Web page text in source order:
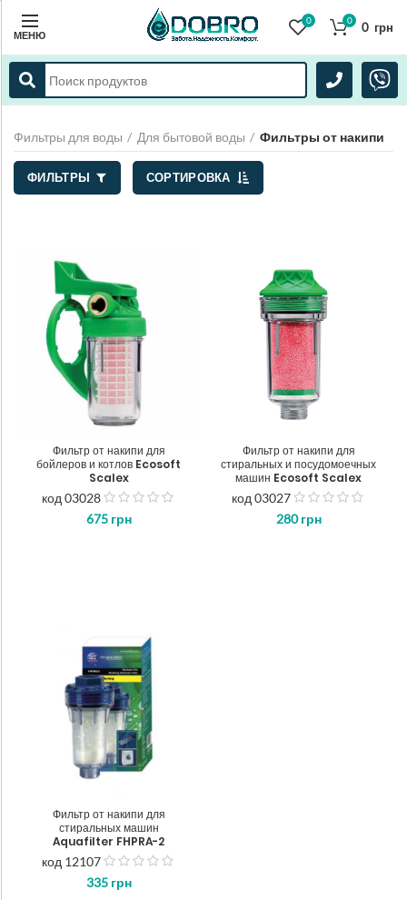
МЕНЮ
0 0 0 грн
Фильтры для воды Для бытовой воды Фильтры от накипи
ФИЛЬТРЫ СОРТИРОВКА
Фильтр от накипи для
бойлеров и котлов Ecosoft
Scalex
код 03028
675 грн
Фильтр от накипи для
стиральных и посудомоечных
машин Ecosoft Scalex
код 03027
280грн
Фильтр от накипи для
стиральных машин
Aquafilter FHPRA-2
код 12107
335 грн